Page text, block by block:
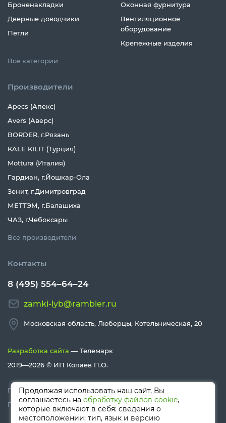
Броненакладки
Дверные доводчики
Петли
Оконная фурнитура
Вентиляционное
оборудование
Крепежные изделия
Все категории
Производители
Apecs (Апекс)
Avers (Аверс)
BORDER, г.Рязань
KALE KILIT (Турция)
Mottura (Италия)
Гардиан, г.Йошкар-Ола
Зенит, г.Димитровград
МЕТТЭМ, г.Балашиха
ЧАЗ, г.Чебоксары
Все производители
Контакты
8 (495) 554–64–24
zamki-lyb@rambler.ru
Московская область, Люберцы, Котельническая, 20
Разработка сайта — Телемарк
2019—2026 © ИП Копаев П.О.
Политика конфиденциальности
Политика Cookies
Продолжая использовать наш сайт, Вы
соглашаетесь наобработку файлов cookie,
которые включают в себя: сведения о
местоположении; тип, язык и версию